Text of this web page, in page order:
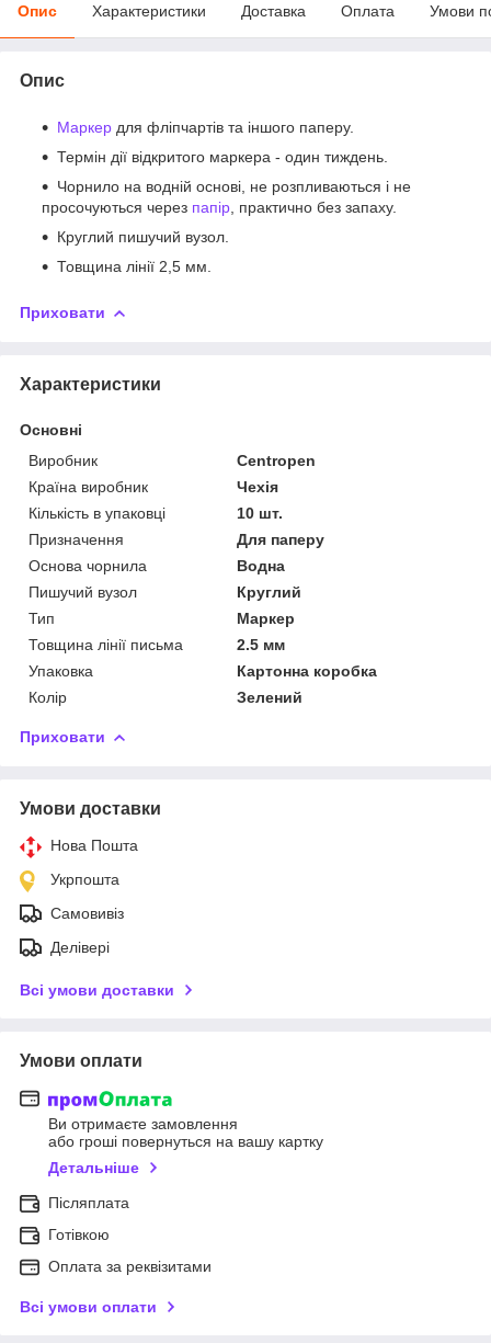
Опис Характеристики Доставка Оплата Умови
Опис
Маркер для фліпчартів та іншого паперу.
Термін дії відкритого маркера - один тиждень.
Чорнило на водній основі, не розпливаються і не
просочуються через папір , практично без запаху.
Круглий пишучий вузол.
Товщина лінії 2,5 мм.
Приховати
Характеристики
Основні
Виробник
Centropen
Країна виробник
Чехія
Кількість в упаковці
10 шт.
Призначення
Для паперу
Основа чорнила
Водна
Пишучий вузол
Круглий
Тип
Маркер
Товщина лінії письма
2.5 мм
Упаковка
Картонна коробка
Колір
Зелений
Приховати
Умови доставки
Нова Пошта
Укрпошта
Самовивіз
Делівері
Всі умови доставки
Умови оплати
Ви отримаєте замовлення
або гроші повернуться на вашу картку
Детальніше
Післяплата
Готівкою
Оплата за реквізитами
Всі умови оплати